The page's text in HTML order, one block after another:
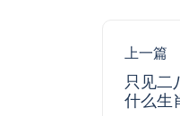
上一篇
只见二
什么生